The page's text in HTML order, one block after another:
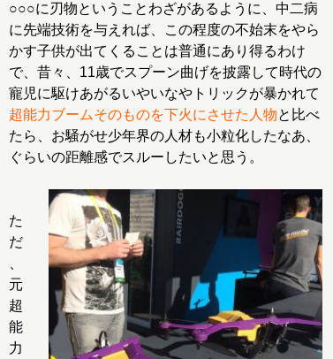
○○○に刃物ということわざがあるように、中二病
に先端技術を与えれば、この程度の不始末をやら
かす子供が出てくることは普通にあり得るわけ
で、昔々、11歳でスプーン曲げを披露して時代の
寵児に駆けあがるいやいなやトリックが暴かれて
超能力ブームそのものを下火にさせた人物と比べ
たら、お騒がせ少年界の人材も小粒化したなあ、
ぐらいの距離感でスルーしたいと思う。
た
だ
元
超
能
力